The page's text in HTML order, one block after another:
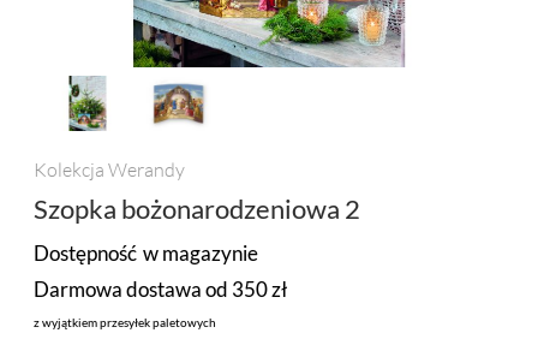
Kolekcja Werandy
Szopka bożonarodzeniowa 2
Dostępność w magazynie
Darmowa dostawa od 350 zł
z wyjątkiem przesyłek paletowych